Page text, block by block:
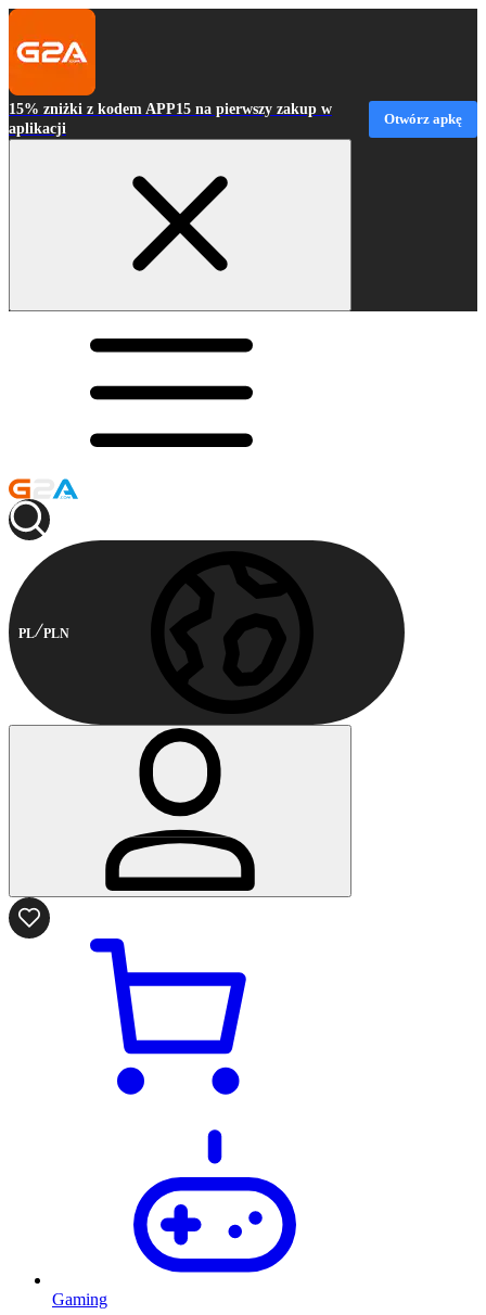
15% zniżki z kodem APP15 na pierwszy zakup w
aplikacji
Otwórz apkę
PL PLN
Gaming